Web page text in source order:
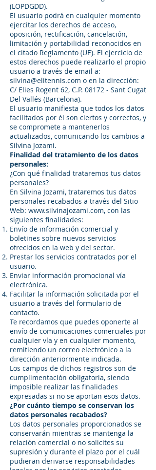
(LOPDGDD).
El usuario podrá en cualquier momento
ejercitar los derechos de acceso,
oposición, rectificación, cancelación,
limitación y portabilidad reconocidos en
el citado Reglamento (UE). El ejercicio de
estos derechos puede realizarlo el propio
usuario a través de email a:
silvina@elitennis.com o en la dirección:
C/ Elies Rogent 62, C.P. 08172 - Sant Cugat
Del Vallés (Barcelona).
El usuario manifiesta que todos los datos
facilitados por él son ciertos y correctos, y
se compromete a mantenerlos
actualizados, comunicando los cambios a
Silvina Jozami.
Finalidad del tratamiento de los datos
personales:
¿Con qué finalidad trataremos tus datos
personales?
En Silvina Jozami, trataremos tus datos
personales recabados a través del Sitio
Web: www.silvinajozami.com, con las
siguientes finalidades:
Envío de información comercial y
boletines sobre nuevos servicios
ofrecidos en la web y del sector.
Prestar los servicios contratados por el
usuario.
Enviar información promocional vía
electrónica.
Facilitar la información solicitada por el
usuario a través del formulario de
contacto.
Te recordamos que puedes oponerte al
envío de comunicaciones comerciales por
cualquier vía y en cualquier momento,
remitiendo un correo electrónico a la
dirección anteriormente indicada.
Los campos de dichos registros son de
cumplimentación obligatoria, siendo
imposible realizar las finalidades
expresadas si no se aportan esos datos.
¿Por cuánto tiempo se conservan los
datos personales recabados?
Los datos personales proporcionados se
conservarán mientras se mantenga la
relación comercial o no solicites su
supresión y durante el plazo por el cuál
pudieran derivarse responsabilidades